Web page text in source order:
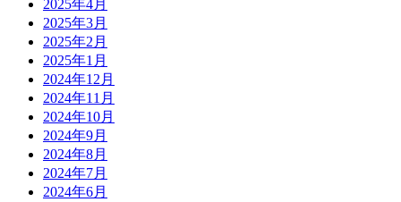
2025年4月
2025年3月
2025年2月
2025年1月
2024年12月
2024年11月
2024年10月
2024年9月
2024年8月
2024年7月
2024年6月